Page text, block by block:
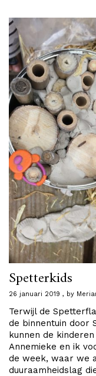
Spetterkids
26 januari 2019 by
Terwijl de
de binnentuin door
kunnen de
Annemieke en ik
de week, waar we
duuraamheidslag